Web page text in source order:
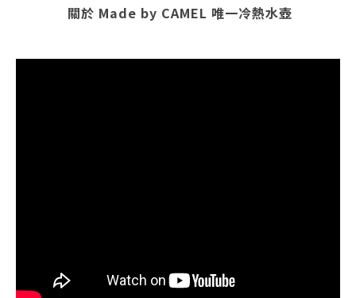
關於 Made by CAMEL 唯一冷熱水壺